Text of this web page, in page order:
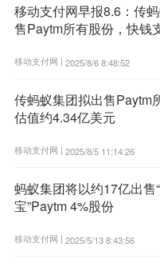
移动支付网早报8.6：传
售Paytm所有股份，快钱
移动支付网 | 2025/8/6 8:48:52
传蚂蚁集团拟出售Paytm
估值约4.34亿美元
移动支付网 | 2025/8/5 11:14:26
蚂蚁集团将以约17亿出售
宝”Paytm 4%股份
移动支付网 | 2025/5/13 8:43:56